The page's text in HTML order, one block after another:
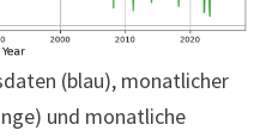
(blau), monatlicher
und monatliche